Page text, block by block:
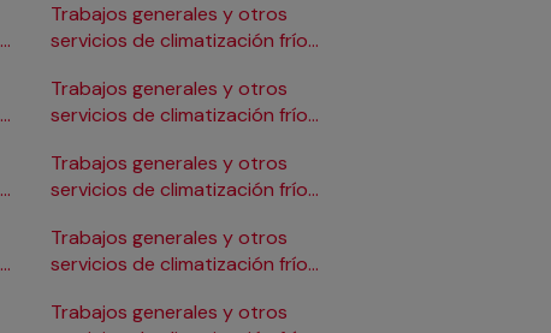
Trabajos generales y otros
servicios de climatización frío
Trabajos generales y otros
servicios de climatización frío
Trabajos generales y otros
servicios de climatización frío
Trabajos generales y otros
servicios de climatización frío
Trabajos generales y otros